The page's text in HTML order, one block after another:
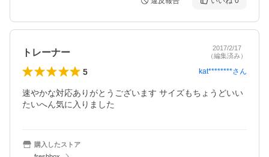
トレーナー
2017/2/17
（編集済み）
5 kat********さん
速やかな対応ありがとうございます サイズもちょうどいい
たいへん気に入りました
購入したストア